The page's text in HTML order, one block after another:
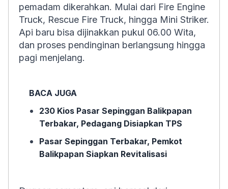
pemadam dikerahkan. Mulai dari Fire Engine
Truck, Rescue Fire Truck, hingga Mini Striker.
Api baru bisa dijinakkan pukul 06.00 Wita,
dan proses pendinginan berlangsung hingga
pagi menjelang.
BACA JUGA
230 Kios Pasar Sepinggan Balikpapan
Terbakar, Pedagang Disiapkan TPS
Pasar Sepinggan Terbakar, Pemkot
Balikpapan Siapkan Revitalisasi